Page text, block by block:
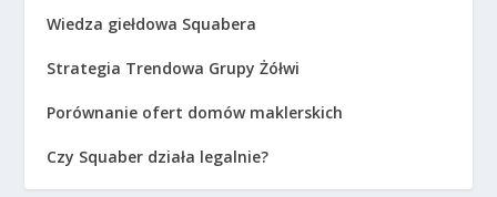
Wiedza giełdowa Squabera
Strategia Trendowa Grupy Żółwi
Porównanie ofert domów maklerskich
Czy Squaber działa legalnie?